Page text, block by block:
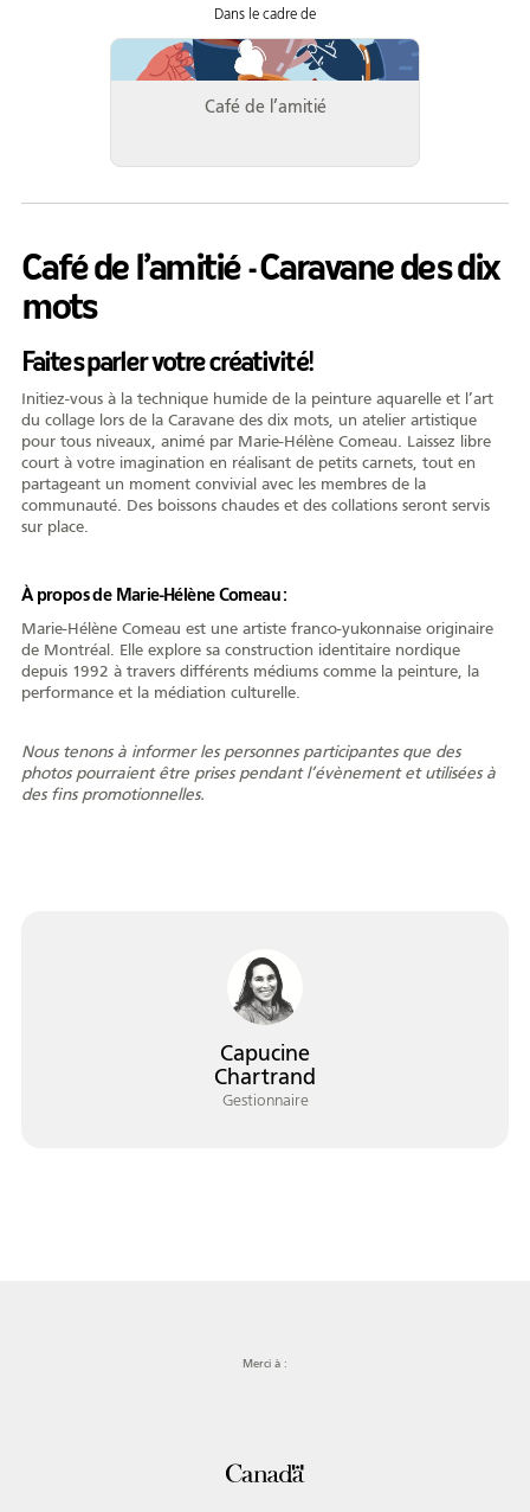
Jeunesse
Location d'équipement
Tourisme
AFY
Devenir membre
Équipe CA À propos Carrière
Nouvelles CommuniquésPublications
Projets
spéciaux
Partenaires
financiers
Histoire
Café de l’amitié
Café de l’amitié - Caravane des dix
mots
Faites parler votre créativité!
Initiez-vous à la technique humide de la peinture aquarelle et l’art
du collage lors de la Caravane des dix mots, un atelier artistique
pour tous niveaux, animé par Marie-Hélène Comeau. Laissez libre
court à votre imagination en réalisant de petits carnets, tout en
partageant un moment convivial avec les membres de la
communauté. Des boissons chaudes et des collations seront servis
sur place.
À propos de Marie-Hélène Comeau :
Marie-Hélène Comeau est une artiste franco-yukonnaise originaire
de Montréal. Elle explore sa construction identitaire nordique
depuis 1992 à travers différents médiums comme la peinture, la
performance et la médiation culturelle.
Nous tenons à informer les personnes participantes que des
photos pourraient être prises pendant l’évènement et utilisées à
des fins promotionnelles.
Capucine
Chartrand
Gestionnaire
Merci à :